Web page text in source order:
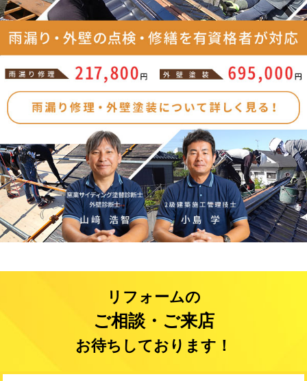
リフォームの
ご相談・ご来店
お待ちしております！